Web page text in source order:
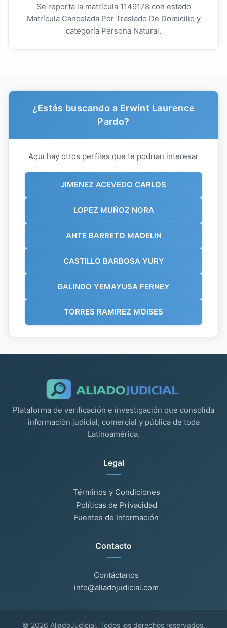
Se reporta la matrícula 1149178 con estado
Matrícula Cancelada Por Traslado De Domicilio y
categoría Persona Natural.
¿Estás buscando a Erwint Laurence
Pardo?
Aquí hay otros perfiles que te podrían interesar
JIMENEZ ACEVEDO CARLOS
LOPEZ MUÑOZ NORA
ANTE BARRETO MADELIN
CASTILLO BARBOSA YURY
GALINDO YEMAYUSA FERNEY
TORRES RAMIREZ MOISES
Plataforma de verificación e investigación que consolida
información judicial, comercial y pública de toda
Latinoamérica.
Legal
Términos y Condiciones
Políticas de Privacidad
Fuentes de Información
Contacto
Contáctanos
info@aliadojudicial.com
© 2026 AliadoJudicial. Todos los derechos reservados.